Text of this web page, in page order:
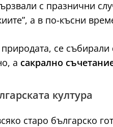
с празнични
а в по-късни
се
а сакрално
култура
старо българско